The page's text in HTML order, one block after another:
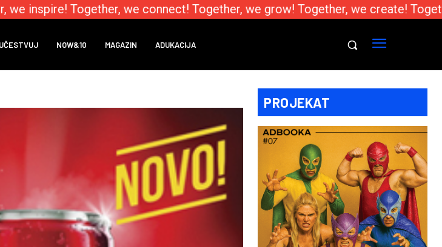
inspire! Together, we connect! Together, we grow! Together, we create!
UČESTVUJ NOW&10 MAGAZIN ADUKACIJA
PROJEKAT